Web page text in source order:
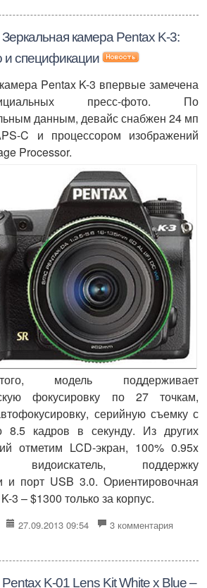
Зеркальная камера Pentax K-3:
и спецификации
Pentax K-3 впервые замечена
пресс-фото. По
данным, девайс снабжен 24 мп
C и процессором изображений
Processor.
модель поддерживает
фокусировку по 27 точкам,
серийную съемку с
8.5 кадров в секунду. Из других
отметим LCD-экран, 100% 0.95x
видоискатель, поддержку
и порт USB 3.0. Ориентировочная
3 – $1300 только за корпус.
27.09.2013 09:54 3 комментария
Pentax K-01 Lens Kit White x Blue –